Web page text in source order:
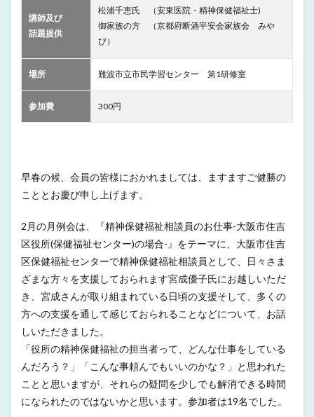
講師及び
話題提供
松浦千恵氏 （安東医院・精神保健福祉士)
御家族の方 （京都府断酒平安会家族会 みや
び）
場所 難波市立市民学習センター 第1研修室
参加費 300円
早春の候、会員の皆様におかれましては、ますますご健勝の
こととお慶び申し上げます。
2月の月例会は、『精神保健福祉相談員のお仕事-大阪市住吉
区役所(保健福祉センター)の場合-』をテーマに、大阪市住吉
区保健福祉センターで精神保健福祉相談員として、日々さま
ざまな方々を支援しておられます宮成優子氏にお越しいただ
き、宮成さんが取り組まれている日頃の支援そして、多くの
方への支援を通して感じておられることなどについて、お話
しいただきました。
「役所の精神保健福祉の担当者って、どんな仕事をしている
んだろう？」「こんな事頼んでもいいのかな？」と思われた
ことと思いますが、それらの疑問を少しでも解消できる時間
になられたのではないかと思います。参加者は19名でした。